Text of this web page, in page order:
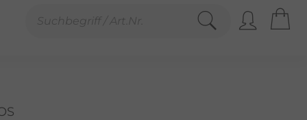
FREUNDLICHER SERVICE 0800-808159
GEPRÜFTER, ZERTIFIZIERTER SHOP